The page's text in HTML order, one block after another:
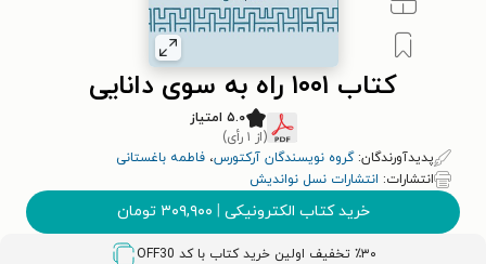
کتاب ۱۰۰۱ راه به سوی دانایی
۵.۰ امتیاز
(از ۱ رأی)
پدیدآورندگان:گروه نویسندگان آرکتورس، فاطمه باغستانی
انتشارات: انتشارات نسل نواندیش
خرید کتاب الکترونیکی | ۳۰۹,۹۰۰ تومان
٪۳۰ تخفیف اولین خرید کتاب با کد OFF30